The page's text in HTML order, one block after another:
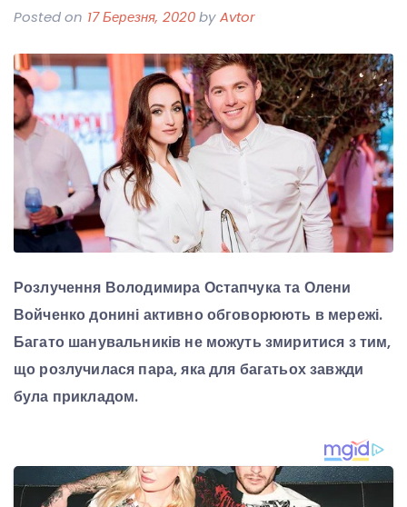
Posted on 17 Березня, 2020byAvtor
Розлучення Володимира Остапчука та Олени
Войченко донині активно обговорюють в мережі.
Багато шанувальників не можуть змиритися з тим,
що розлучилася пара, яка для багатьох завжди
була прикладом.